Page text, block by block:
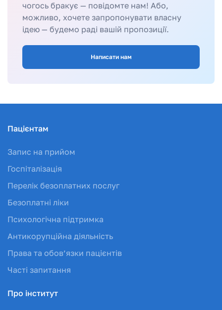
чогось бракує — повідомте нам! Або,
можливо, хочете запропонувати власну
ідею — будемо раді вашій пропозиції.
Написати нам
Пацієнтам
Запис на прийом
Госпіталізація
Перелік безоплатних послуг
Безоплатні ліки
Психологічна підтримка
Антикорупційна діяльність
Права та обов’язки пацієнтів
Часті запитання
Про інститут